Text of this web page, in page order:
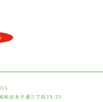
和区滝子通三丁目29-23